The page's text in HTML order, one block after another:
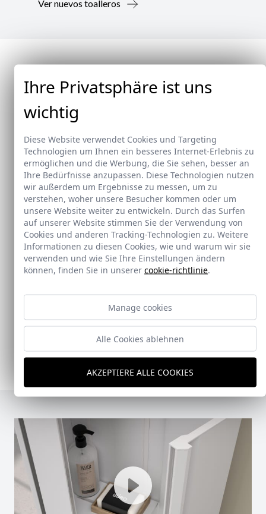
Ver nuevos toalleros
Neu
Doccia Shelf System
mampara de ducha y armario de cristal, pensado
Ihre Privatsphäre ist uns
wichtig
Diese Website verwendet Cookies und Targeting
Technologien um Ihnen ein besseres Internet-Erlebnis zu
ermöglichen und die Werbung, die Sie sehen, besser an
Ihre Bedürfnisse anzupassen. Diese Technologien nutzen
wir außerdem um Ergebnisse zu messen, um zu
verstehen, woher unsere Besucher kommen oder um
unsere Website weiter zu entwickeln. Durch das Surfen
auf unserer Website stimmen Sie der Verwendung von
Cookies und anderen Tracking-Technologien zu. Weitere
Informationen zu diesen Cookies, wie und warum wir sie
verwenden und wie Sie Ihre Einstellungen ändern
können, finden Sie in unserer cookie-richtlinie.
Manage cookies
Alle Cookies ablehnen
AKZEPTIERE ALLE COOKIES